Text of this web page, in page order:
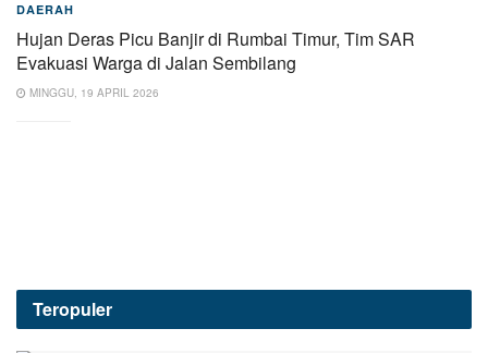
DAERAH
Hujan Deras Picu Banjir di Rumbai Timur, Tim SAR
Evakuasi Warga di Jalan Sembilang
MINGGU, 19 APRIL 2026
Teropuler